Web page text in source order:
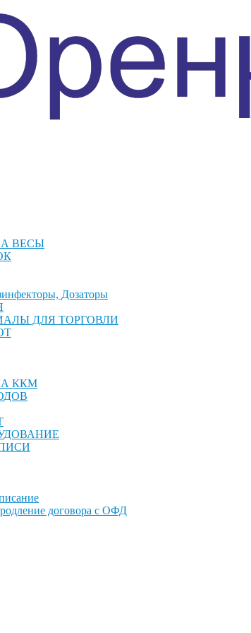
ВЕСЫ
Дозаторы
ДЛЯ ТОРГОВЛИ
ККМ
договора с ОФД